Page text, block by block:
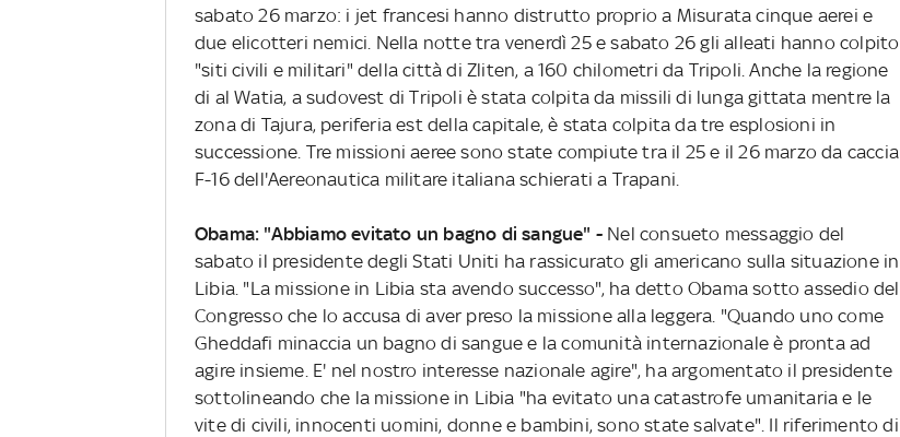
sabato 26 marzo: i jet francesi hanno distrutto proprio a Misurata cinque aerei e
due elicotteri nemici. Nella notte tra venerdì 25 e sabato 26 gli alleati hanno colpito
"siti civili e militari" della città di Zliten, a 160 chilometri da Tripoli. Anche la regione
di al Watia, a sudovest di Tripoli è stata colpita da missili di lunga gittata mentre la
zona di Tajura, periferia est della capitale, è stata colpita da tre esplosioni in
successione. Tre missioni aeree sono state compiute tra il 25 e il 26 marzo da caccia
F-16 dell'Aereonautica militare italiana schierati a Trapani.
Obama: "Abbiamo evitato un bagno di sangue" -Nel consueto messaggio del
sabato il presidente degli Stati Uniti ha rassicurato gli americano sulla situazione in
Libia. "La missione in Libia sta avendo successo", ha detto Obama sotto assedio del
Congresso che lo accusa di aver preso la missione alla leggera. "Quando uno come
Gheddafi minaccia un bagno di sangue e la comunità internazionale è pronta ad
agire insieme. E' nel nostro interesse nazionale agire", ha argomentato il presidente
sottolineando che la missione in Libia "ha evitato una catastrofe umanitaria e le
vite di civili, innocenti uomini, donne e bambini, sono state salvate". Il riferimento di